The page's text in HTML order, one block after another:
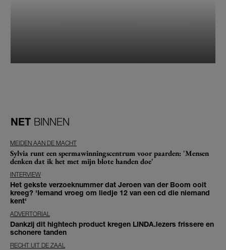
NET BINNEN
MEIDEN AAN DE MACHT
Sylvia runt een spermawinningscentrum voor paarden: 'Mensen
denken dat ik het met mijn blote handen doe'
INTERVIEW
Het gekste verzoeknummer dat Jeroen van der Boom ooit
kreeg? 'Iemand vroeg om liedje 12 van een cd die niemand
kent'
ADVERTORIAL
Dankzij dit hightech product kregen LINDA.lezers frissere en
schonere tanden
RECHT UIT DE ZAAL